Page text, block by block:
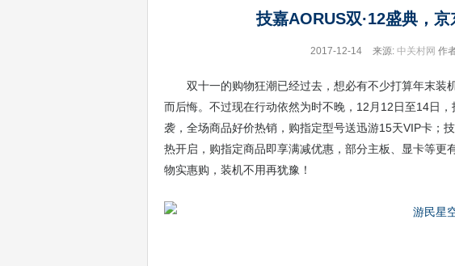
技嘉AORUS双·12盛典，
2017-12-14 来源: 中关村网 作
双十一的购物狂潮已经过去，想必有不少打算年末装
而后悔。不过现在行动依然为时不晚，12月12日至14日
袭，全场商品好价热销，购指定型号送迅游15天VIP卡；
热开启，购指定商品即享满减优惠，部分主板、显卡等更
物实惠购，装机不用再犹豫！